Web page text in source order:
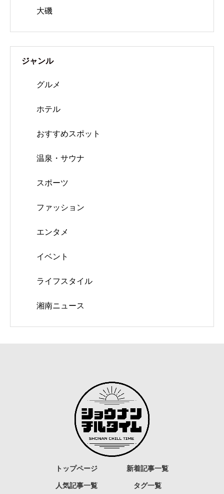
大磯
ジャンル
グルメ
ホテル
おすすめスポット
温泉・サウナ
スポーツ
ファッション
エンタメ
イベント
ライフスタイル
湘南ニュース
トップページ 新着記事一覧
人気記事一覧 タグ一覧